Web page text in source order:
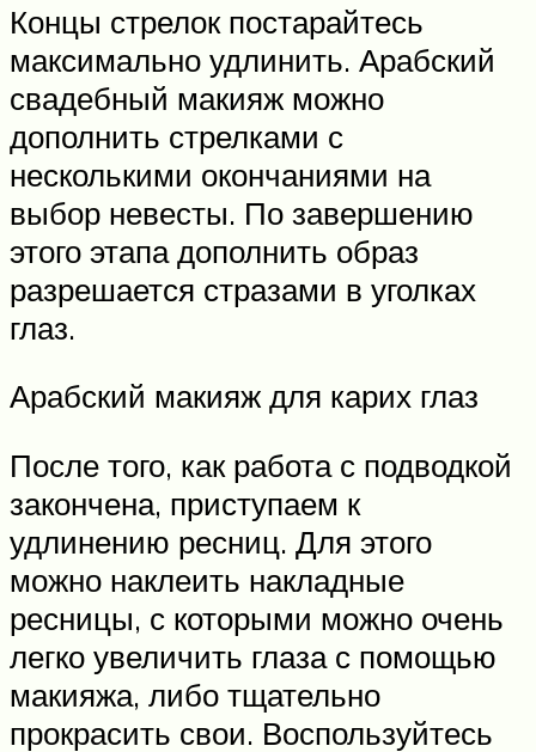
Концы стрелок постарайтесь
максимально удлинить. Арабский
свадебный макияж можно
дополнить стрелками с
несколькими окончаниями на
выбор невесты. По завершению
этого этапа дополнить образ
разрешается стразами в уголках
глаз.
Арабский макияж для карих глаз
После того, как работа с подводкой
закончена, приступаем к
удлинению ресниц. Для этого
можно наклеить накладные
ресницы, с которыми можно очень
легко увеличить глаза с помощью
макияжа, либо тщательно
прокрасить свои. Воспользуйтесь